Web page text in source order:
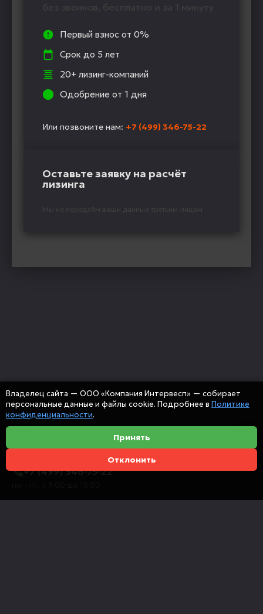
без звонков, бесплатно и за 1 минуту
Первый взнос от 0%
Срок до 5 лет
20+ лизинг-компаний
Одобрение от 1 дня
Или позвоните нам: +7 (499) 346-75-22
Оставьте заявку на расчёт
лизинга
Мы не передаём ваши данные третьим лицам
+7 (499) 346-75-22
Владелец сайта — ООО «Компания Интервесп» — собирает
персональные данные и файлы cookie. Подробнее в Политике
конфиденциальности.
Принять
Отклонить